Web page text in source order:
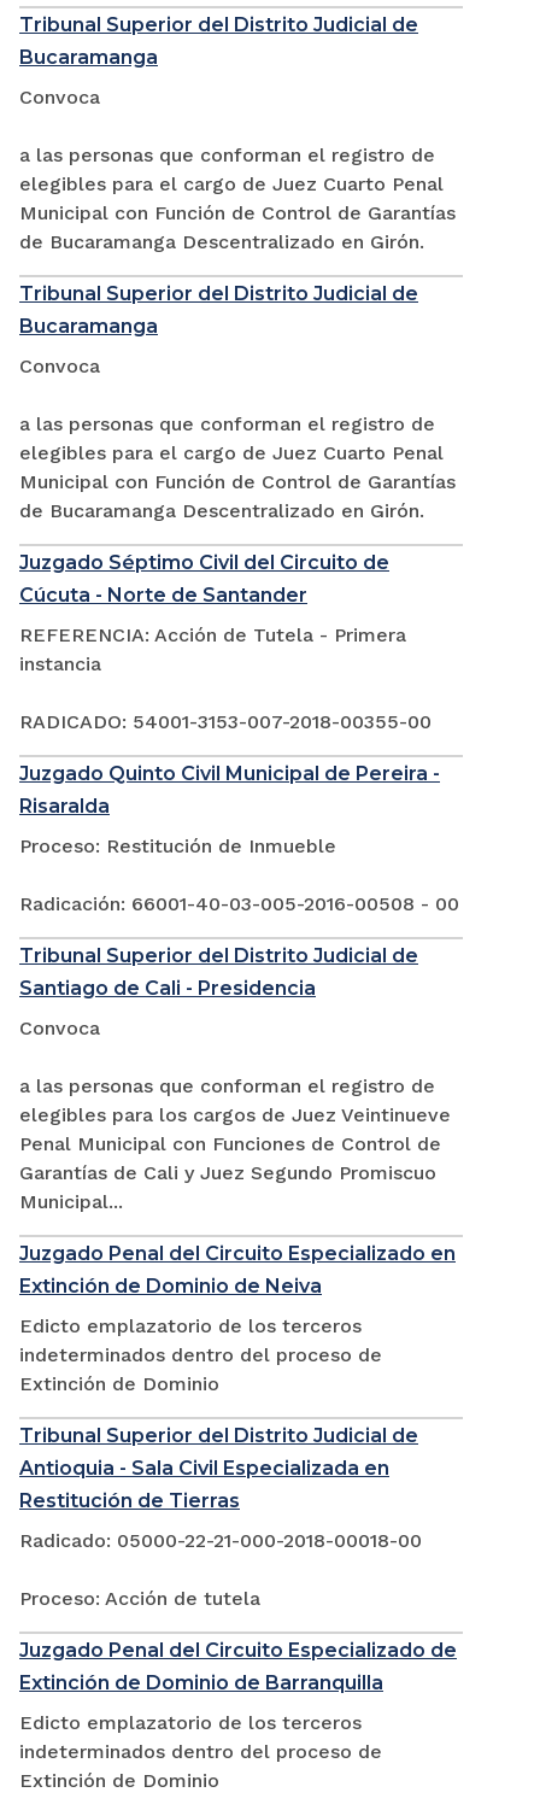
Tribunal Superior del Distrito Judicial de
Bucaramanga
Convoca
a las personas que conforman el registro de
elegibles para el cargo de Juez Cuarto Penal
Municipal con Función de Control de Garantías
de Bucaramanga Descentralizado en Girón.
Tribunal Superior del Distrito Judicial de
Bucaramanga
Convoca
a las personas que conforman el registro de
elegibles para el cargo de Juez Cuarto Penal
Municipal con Función de Control de Garantías
de Bucaramanga Descentralizado en Girón.
Juzgado Séptimo Civil del Circuito de
Cúcuta - Norte de Santander
REFERENCIA: Acción de Tutela - Primera
instancia
RADICADO: 54001-3153-007-2018-00355-00
Juzgado Quinto Civil Municipal de Pereira -
Risaralda
Proceso: Restitución de Inmueble
Radicación: 66001-40-03-005-2016-00508 - 00
Tribunal Superior del Distrito Judicial de
Santiago de Cali - Presidencia
Convoca
a las personas que conforman el registro de
elegibles para los cargos de Juez Veintinueve
Penal Municipal con Funciones de Control de
Garantías de Cali y Juez Segundo Promiscuo
Municipal...
Juzgado Penal del Circuito Especializado en
Extinción de Dominio de Neiva
Edicto emplazatorio de los terceros
indeterminados dentro del proceso de
Extinción de Dominio
Tribunal Superior del Distrito Judicial de
Antioquia - Sala Civil Especializada en
Restitución de Tierras
Radicado: 05000-22-21-000-2018-00018-00
Proceso: Acción de tutela
Juzgado Penal del Circuito Especializado de
Extinción de Dominio de Barranquilla
Edicto emplazatorio de los terceros
indeterminados dentro del proceso de
Extinción de Dominio